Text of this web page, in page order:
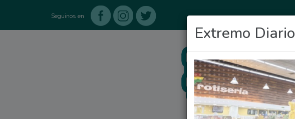
Seguinos en
Extremo Diario